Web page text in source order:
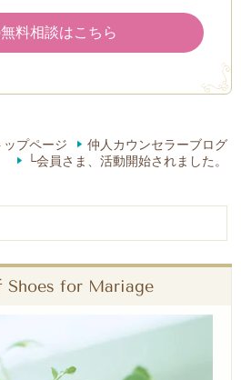
料相談はこちら
ップページ
仲人カウンセラーブログ
└会員さま、活動開始されました。
Shoes for Mariage